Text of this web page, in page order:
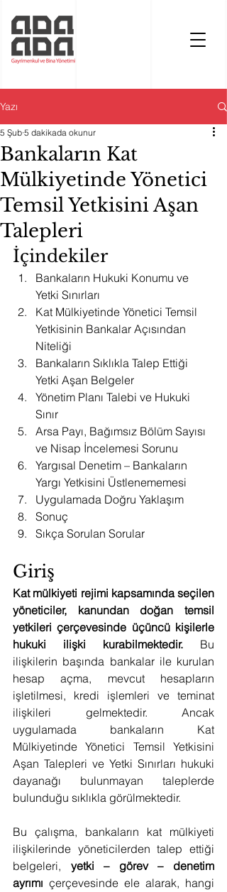
Yazı
Bankaların Kat
Mülkiyetinde Yönetici
Temsil Yetkisini Aşan
Talepleri
5 Şub 5 dakikada okunur
İçindekiler
Bankaların Hukuki Konumu ve
Yetki Sınırları
Kat Mülkiyetinde Yönetici Temsil
Yetkisinin Bankalar Açısından
Niteliği
Bankaların Sıklıkla Talep Ettiği
Yetki Aşan Belgeler
Yönetim Planı Talebi ve Hukuki
Sınır
Arsa Payı, Bağımsız Bölüm Sayısı
ve Nisap İncelemesi Sorunu
Yargısal Denetim – Bankaların
Yargı Yetkisini Üstlenememesi
Uygulamada Doğru Yaklaşım
Sonuç
Sıkça Sorulan Sorular
Giriş
Kat mülkiyeti rejimi kapsamında seçilen
yöneticiler, kanundan doğan temsil
yetkileri çerçevesinde üçüncü kişilerle
hukuki ilişki kurabilmektedir. Bu
ilişkilerin başında bankalar ile kurulan
hesap açma, mevcut hesapların
işletilmesi, kredi işlemleri ve teminat
ilişkileri gelmektedir. Ancak
uygulamada bankaların Kat
Mülkiyetinde Yönetici Temsil Yetkisini
Aşan Talepleri ve Yetki Sınırları hukuki
dayanağı bulunmayan taleplerde
bulunduğu sıklıkla görülmektedir.
Bu çalışma, bankaların kat mülkiyeti
ilişkilerinde yöneticilerden talep ettiği
belgeleri, yetki – görev – denetim
ayrımı çerçevesinde ele alarak, hangi